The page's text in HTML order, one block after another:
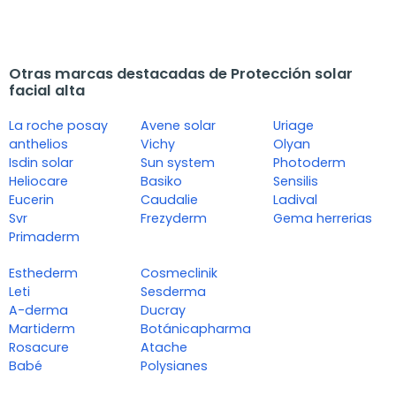
Otras marcas destacadas de Protección solar
facial alta
La roche posay
anthelios
Isdin solar
Heliocare
Eucerin
Svr
Primaderm
Avene solar
Vichy
Sun system
Basiko
Caudalie
Frezyderm
Uriage
Olyan
Photoderm
Sensilis
Ladival
Gema herrerias
Esthederm
Leti
A-derma
Martiderm
Rosacure
Babé
Cosmeclinik
Sesderma
Ducray
Botánicapharma
Atache
Polysianes